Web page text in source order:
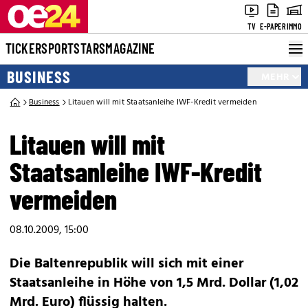
TV E-PAPERIMMO
TICKERSPORTSTARSMAGAZINE
BUSINESS
Business Litauen will mit Staatsanleihe IWF-Kredit vermeiden
Litauen will mit
Staatsanleihe IWF-Kredit
vermeiden
08.10.2009, 15:00
Die Baltenrepublik will sich mit einer
Staatsanleihe in Höhe von 1,5 Mrd. Dollar (1,02
Mrd. Euro) flüssig halten.